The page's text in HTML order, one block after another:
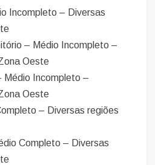
Incompleto – Diversas
– Médio Incompleto –
Oeste
Médio Incompleto –
Oeste
– Diversas regiões
Completo – Diversas